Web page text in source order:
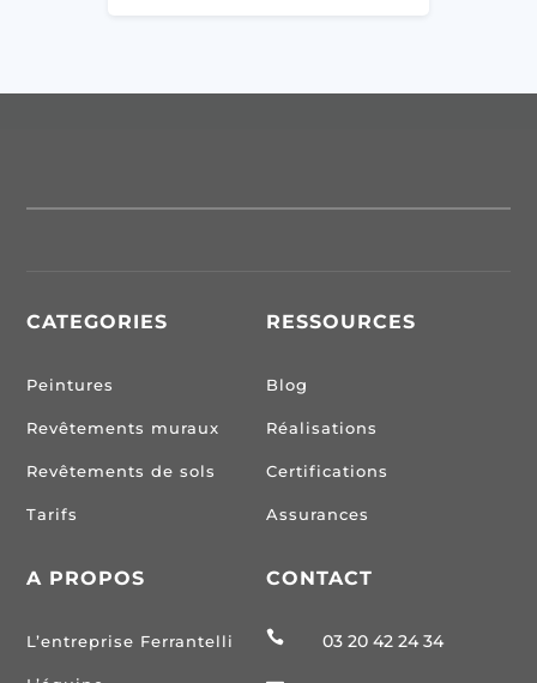
CATEGORIES
Peintures
Revêtements muraux
Revêtements de sols
Tarifs
A PROPOS
L’entreprise Ferrantelli
RESSOURCES
Blog
Réalisations
Certifications
Assurances
CONTACT
 03 20 42 24 34